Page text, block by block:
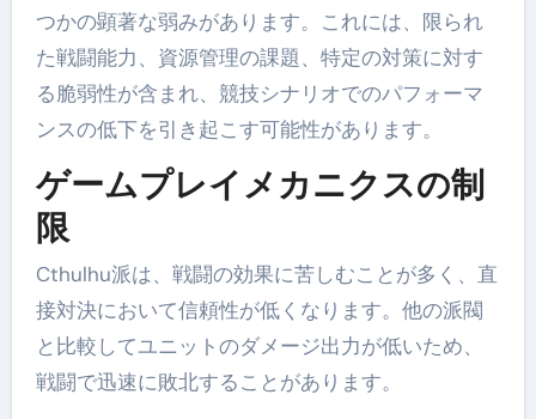
つかの顕著な弱みがあります。これには、限られ
た戦闘能力、資源管理の課題、特定の対策に対す
る脆弱性が含まれ、競技シナリオでのパフォーマ
ンスの低下を引き起こす可能性があります。
ゲームプレイメカニクスの制
限
Cthulhu派は、戦闘の効果に苦しむことが多く、直
接対決において信頼性が低くなります。他の派閥
と比較してユニットのダメージ出力が低いため、
戦闘で迅速に敗北することがあります。